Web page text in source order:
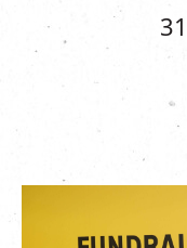
南丰作坊
到访我们
开放时间及位置
穿梭巴士服务